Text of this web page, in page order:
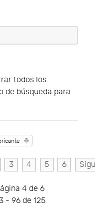
todos los
de búsqueda para
3 4 5 6
4 de 6
- 96 de 125